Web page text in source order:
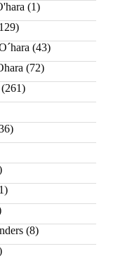
(1)
(43)
(72)
(8)